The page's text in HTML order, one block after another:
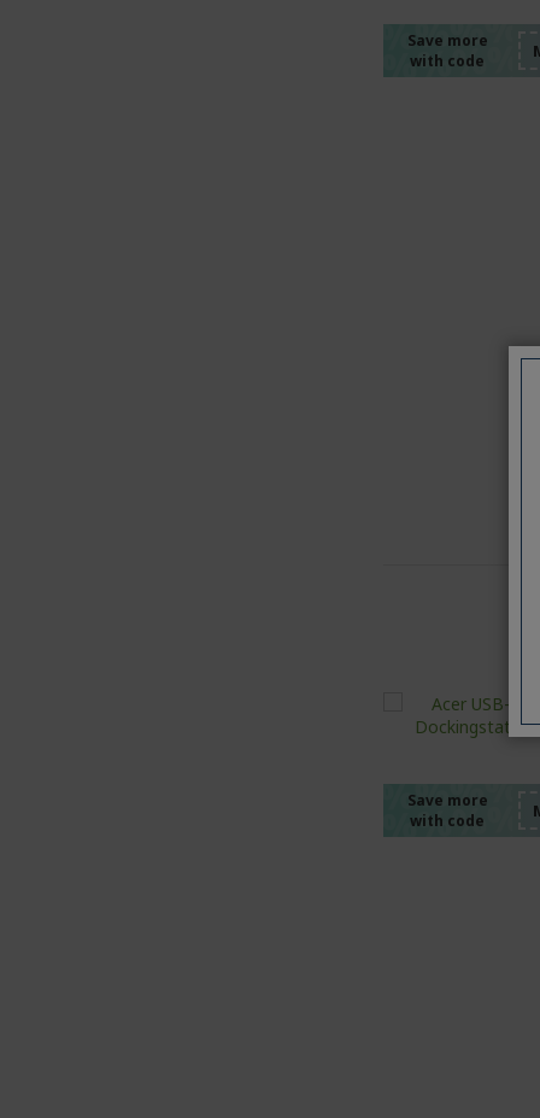
Save more
with code
Save more
with code